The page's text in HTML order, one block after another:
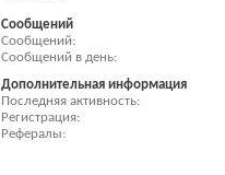
Сообщений
Сообщений
Сообщений в день
Дополнительная информация
Последняя активность
Регистрация
Рефералы